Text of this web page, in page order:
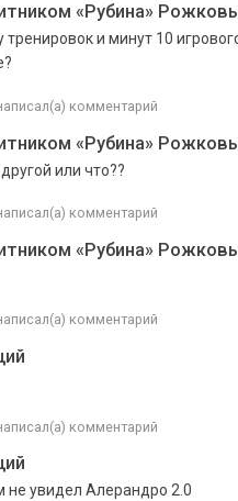
«Рубина»
тренировок и минут 10
комментарий
«Рубина»
или что??
комментарий
«Рубина»
комментарий
комментарий
не увидел Алерандро 2.0